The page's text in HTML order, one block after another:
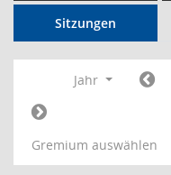
Sitzungen
Jahr
Gremium auswählen